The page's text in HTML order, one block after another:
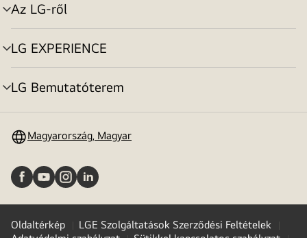
Az LG-ről
menu
toggle
LG EXPERIENCE
menu
toggle
LG Bemutatóterem
menu
Magyarország, Magyar
Oldaltérkép
LGE Szolgáltatások Szerződési Feltételek